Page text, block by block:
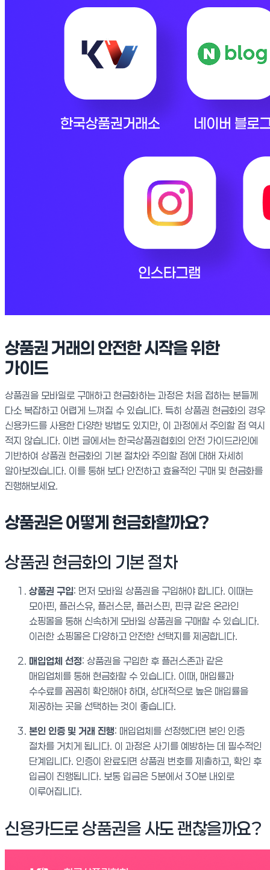
상품권 거래의 안전한 시작을 위한
가이드
상품권을 모바일로 구매하고 현금화하는 과정은 처음 접하는 분들께
다소 복잡하고 어렵게 느껴질 수 있습니다. 특히 상품권 현금화의 경우
신용카드를 사용한 다양한 방법도 있지만, 이 과정에서 주의할 점 역시
적지 않습니다. 이번 글에서는 한국상품권협회의 안전 가이드라인에
기반하여 상품권 현금화의 기본 절차와 주의할 점에 대해 자세히
알아보겠습니다. 이를 통해 보다 안전하고 효율적인 구매 및 현금화를
진행해보세요.
상품권은 어떻게 현금화할까요?
상품권 현금화의 기본 절차
상품권 구입: 먼저 모바일 상품권을 구입해야 합니다. 이때는
모아핀, 플러스유, 플러스문, 플러스핀, 핀큐 같은 온라인
쇼핑몰을 통해 신속하게 모바일 상품권을 구매할 수 있습니다.
이러한 쇼핑몰은 다양하고 안전한 선택지를 제공합니다.
매입업체 선정: 상품권을 구입한 후 플러스존과 같은
매입업체를 통해 현금화할 수 있습니다. 이때, 매입률과
수수료를 꼼꼼히 확인해야 하며, 상대적으로 높은 매입률을
제공하는 곳을 선택하는 것이 좋습니다.
본인 인증 및 거래 진행: 매입업체를 선정했다면 본인 인증
절차를 거치게 됩니다. 이 과정은 사기를 예방하는 데 필수적인
단계입니다. 인증이 완료되면 상품권 번호를 제출하고, 확인 후
입금이 진행됩니다. 보통 입금은 5분에서 30분 내외로
이루어집니다.
신용카드로 상품권을 사도 괜찮을까요?